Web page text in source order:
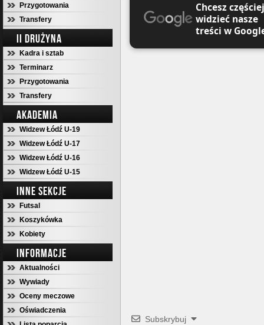
Przygotowania
Transfery
II DRUŻYNA
Kadra i sztab
Terminarz
Przygotowania
Transfery
AKADEMIA
Widzew Łódź U-19
Widzew Łódź U-17
Widzew Łódź U-16
Widzew Łódź U-15
INNE SEKCJE
Futsal
Koszykówka
Kobiety
INFORMACJE
Aktualności
Wywiady
Oceny meczowe
Oświadczenia
Chcesz częściej
widzieć nasze
treści w
Subskrybuj